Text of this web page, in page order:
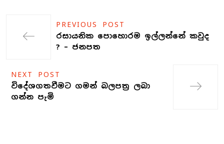
PREVIOUS POST
රසායනික පොහොරම ඉල්ලන්නේ කවුද
? – ජනපත
NEXT POST
විදේශගතවීමට ගමන් බලපත්‍ර ලබා
ගන්න පැමි